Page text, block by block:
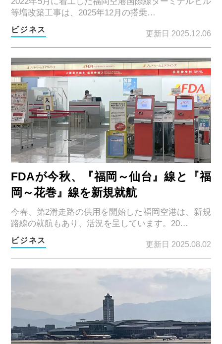
等増改築工事は、2025年12月の搭乗…
ビジネス 更新日 2025.12.06
FDAが今秋、『福岡～仙台』線と『福
岡～花巻』線を新規就航
今春、第2滑走路の供用を開始した福岡空港は、新規
路線の就航もあり、活況を呈しています。20…
ビジネス 更新日 2025.08.02